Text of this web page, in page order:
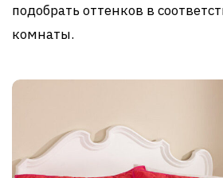
подобрать оттенков в
комнаты.